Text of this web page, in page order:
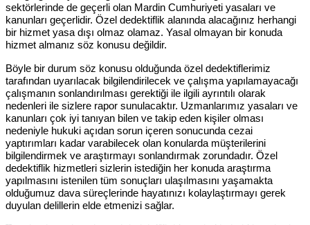
sektörlerinde de geçerli olan Mardin Cumhuriyeti yasaları ve
kanunları geçerlidir. Özel dedektiflik alanında alacağınız herhangi
bir hizmet yasa dışı olmaz olamaz. Yasal olmayan bir konuda
hizmet almanız söz konusu değildir.
Böyle bir durum söz konusu olduğunda özel dedektiflerimiz
tarafından uyarılacak bilgilendirilecek ve çalışma yapılamayacağı
çalışmanın sonlandırılması gerektiği ile ilgili ayrıntılı olarak
nedenleri ile sizlere rapor sunulacaktır. Uzmanlarımız yasaları ve
kanunları çok iyi tanıyan bilen ve takip eden kişiler olması
nedeniyle hukuki açıdan sorun içeren sonucunda cezai
yaptırımları kadar varabilecek olan konularda müşterilerini
bilgilendirmek ve araştırmayı sonlandırmak zorundadır. Özel
dedektiflik hizmetleri sizlerin istediğin her konuda araştırma
yapılmasını istenilen tüm sonuçları ulaşılmasını yaşamakta
olduğumuz dava süreçlerinde hayatınızı kolaylaştırmayı gerek
duyulan delillerin elde etmenizi sağlar.